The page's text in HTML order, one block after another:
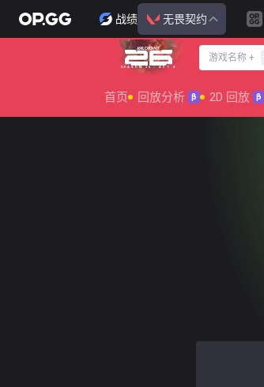
战绩 无畏契约
SEASON 26 : ACT 4
游戏名称 +
首页 回放分析 β 2D 回放 β